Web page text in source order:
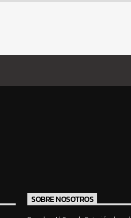
SOBRE NOSOTROS